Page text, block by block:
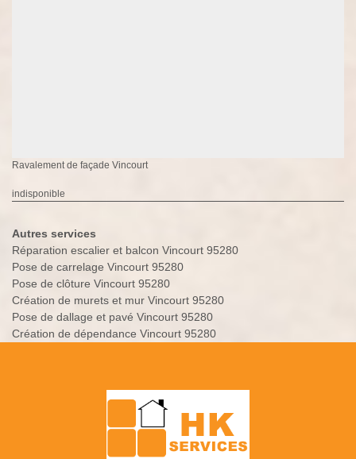
Ravalement de façade Vincourt
indisponible
Autres services
Réparation escalier et balcon Vincourt 95280
Pose de carrelage Vincourt 95280
Pose de clôture Vincourt 95280
Création de murets et mur Vincourt 95280
Pose de dallage et pavé Vincourt 95280
Création de dépendance Vincourt 95280